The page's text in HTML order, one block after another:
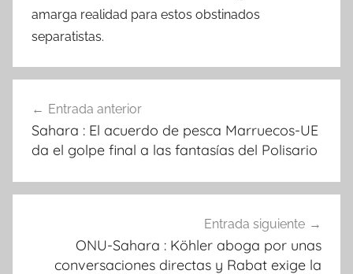
amarga realidad para estos obstinados
separatistas.
de
entradas
Entrada anterior
Sahara : El acuerdo de pesca Marruecos-UE
da el golpe final a las fantasías del Polisario
Entrada siguiente
ONU-Sahara : Köhler aboga por unas
conversaciones directas y Rabat exige la